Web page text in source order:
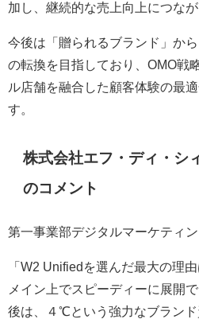
加し、継続的な売上向上につなが
今後は「贈られるブランド」か
の転換を目指しており、OMO戦
ル店舗を融合した顧客体験の最
す。
株式会社エフ・ディ・シ
のコメント
第一事業部デジタルマーケティ
「W2 Unifiedを選んだ最大の理
メイン上でスピーディーに展開
後は、４℃という強力なブラン